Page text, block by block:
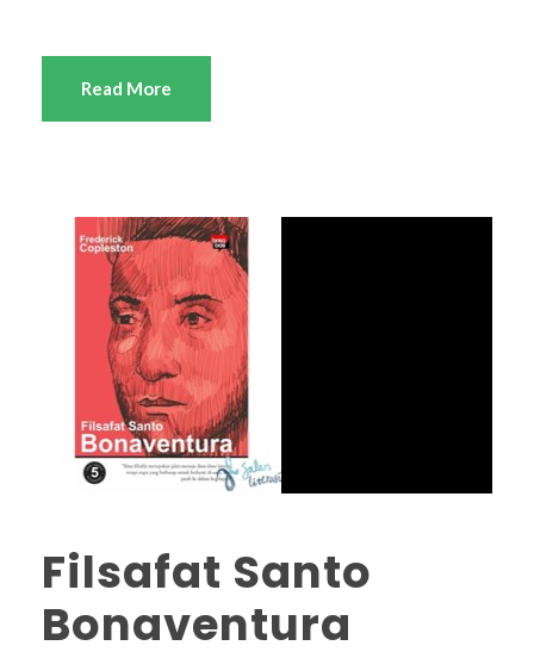
Read More
Filsafat Santo
Bonaventura